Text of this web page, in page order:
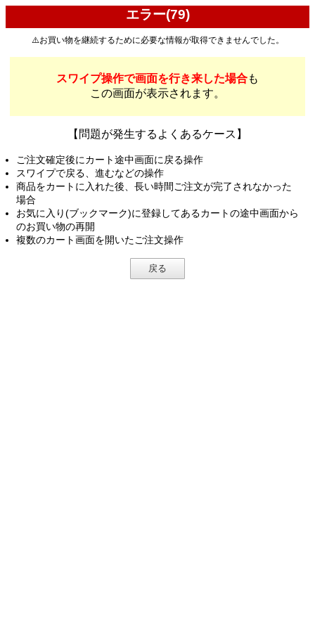
エラー(79)
⚠️お買い物を継続するために必要な情報が取得できませんでした。
スワイプ操作で画面を行き来した場合も
この画面が表示されます。
【問題が発生するよくあるケース】
ご注文確定後にカート途中画面に戻る操作
スワイプで戻る、進むなどの操作
商品をカートに入れた後、長い時間ご注文が完了されなかった
場合
お気に入り(ブックマーク)に登録してあるカートの途中画面から
のお買い物の再開
複数のカート画面を開いたご注文操作